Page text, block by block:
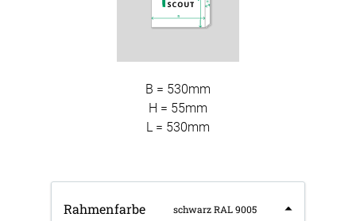
B = 530mm
H = 55mm
L = 530mm
Rahmenfarbe schwarz RAL 9005